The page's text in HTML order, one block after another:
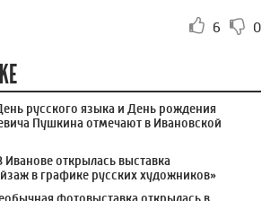
6 0
русского языка и День рождения
Пушкина отмечают в Ивановской
Иванове открылась выставка
в графике русских художников»